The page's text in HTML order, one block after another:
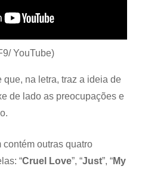
YouTube)
que, na letra, traz a ideia de
de lado as preocupações e
contém outras quatro
“Cruel Love”, “Just”, “My